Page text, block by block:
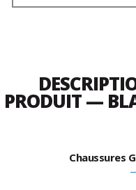
PRODUIT —
Chaussures